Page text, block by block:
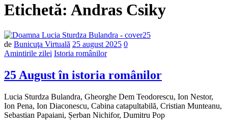
Etichetă: Andras Csiky
de Bunicuţa Virtuală 25 august 2025 Număr
0
Amintirile zilei Istoria românilor
25 August în istoria românilor
Lucia Sturdza Bulandra, Gheorghe Dem Teodorescu, Ion Nestor,
Ion Pena, Ion Diaconescu, Cabina catapultabilă, Cristian Munteanu,
Sebastian Papaiani, Șerban Nichifor, Dumitru Pop